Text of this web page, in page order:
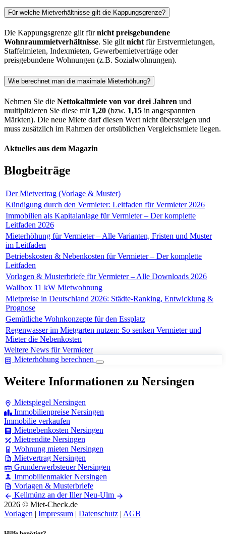
Für welche Mietverhältnisse gilt die Kappungsgrenze?
Die Kappungsgrenze gilt fürnicht preisgebundene
Wohnraummietverhältnisse. Sie gilt nicht für Erstvermietungen,
Staffelmieten, Indexmieten, Gewerbemietverträge oder
preisgebundene Wohnungen (z.B. Sozialwohnungen).
Wie berechnet man die maximale Mieterhöhung?
Nehmen Sie die Nettokaltmiete von vor drei Jahren und
multiplizieren Sie diese mit 1,20 (bzw. 1,15 in angespannten
Märkten). Die neue Miete darf diesen Wert nicht übersteigen und
muss zusätzlich im Rahmen der ortsüblichen Vergleichsmiete liegen.
Aktuelles aus dem Magazin
Blogbeiträge
Der Mietvertrag (Vorlage & Muster)
Kündigung durch den Vermieter: Leitfaden für Vermieter 2026
Immobilien als Kapitalanlage für Vermieter – Der komplette
Leitfaden 2026
Mieterhöhung für Vermieter – Alle Varianten, Fristen und Muster
im Leitfaden
Betriebskosten & Nebenkosten für Vermieter – Der komplette
Leitfaden
Vorlagen & Musterbriefe für Vermieter – Alle Downloads 2026
Wallbox 11 kW Mietwohnung
Mietpreise in Deutschland 2026: Städte-Ranking, Entwicklung &
Prognose
Gemütliche Wohnkonzepte für den Essplatz
Regenwasser im Mietgarten nutzen: So senken Vermieter und
Mieter die Nebenkosten
Weitere News für Vermieter
Mieterhöhung berechnen
Weitere Informationen zu Nersingen
Mietspiegel Nersingen
Immobilienpreise Nersingen
Immobilie verkaufen
Mietnebenkosten Nersingen
Mietrendite Nersingen
Wohnung mieten Nersingen
Mietvertrag Nersingen
Grunderwerbsteuer Nersingen
Immobilienmakler Nersingen
Vorlagen & Musterbriefe
Kellmünz an der IllerNeu-Ulm
2026 © Miet-Check.de
Vorlagen | Impressum | Datenschutz | AGB